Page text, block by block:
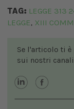
TAG: LEGGE 313
LEGGE, XIII
Se l'articolo ti
sui nostri